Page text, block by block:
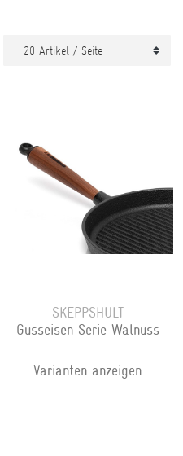
SKEPPSHULT
Gusseisen Serie Walnuss
Varianten anzeigen